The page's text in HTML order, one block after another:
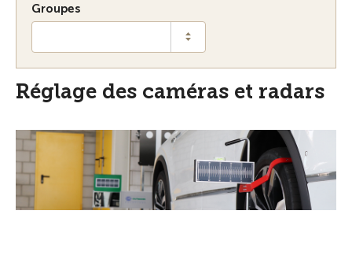
Groupes
Réglage des caméras et radars